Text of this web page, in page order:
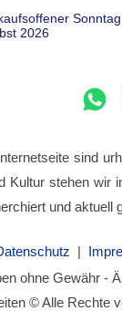
2026
sind
Kultur stehen wir
und aktuell
|
ohne Gewähr -
© Alle Rechte